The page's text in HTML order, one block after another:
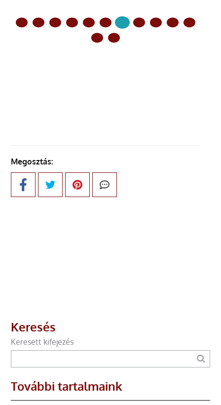
Megosztás:
Keresés
Keresett kifejezés
További tartalmaink